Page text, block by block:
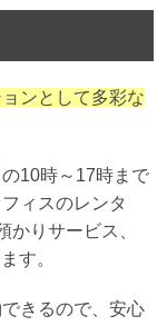
ンとして多彩な
10時～17時まで
ィスのレンタ
りサービス、
す。
きるので、安心